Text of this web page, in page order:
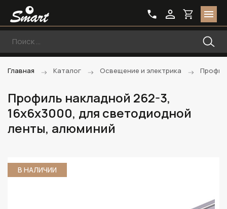
Главная Каталог Освещение и электрика
Профиль накладной 262-3,
16х6х3000, для светодиодной
ленты, алюминий
В НАЛИЧИИ